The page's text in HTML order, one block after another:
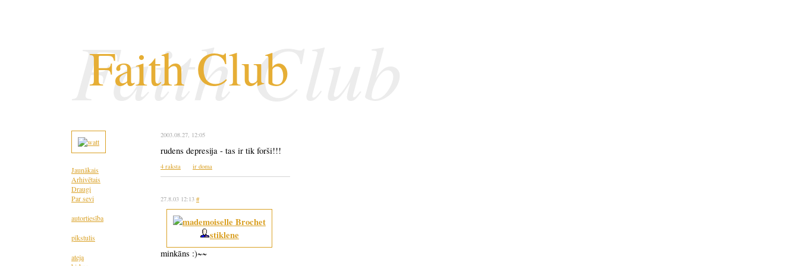
Faith Club
Faith Club
Jaunākais
Arhivētais
Draugi
Par sevi
autortiesība
pīkstulis
ateja
2003.08.27, 12:05
rudens depresija - tas ir tik forši!!!
4 raksta ir doma
27.8.03 12:13 #
stiklene
minkāns :)~~